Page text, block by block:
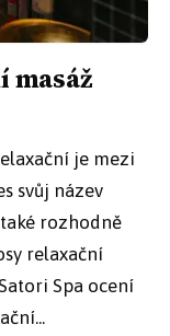
masáž
je mezi
svůj název
rozhodně
relaxační
Spa ocení